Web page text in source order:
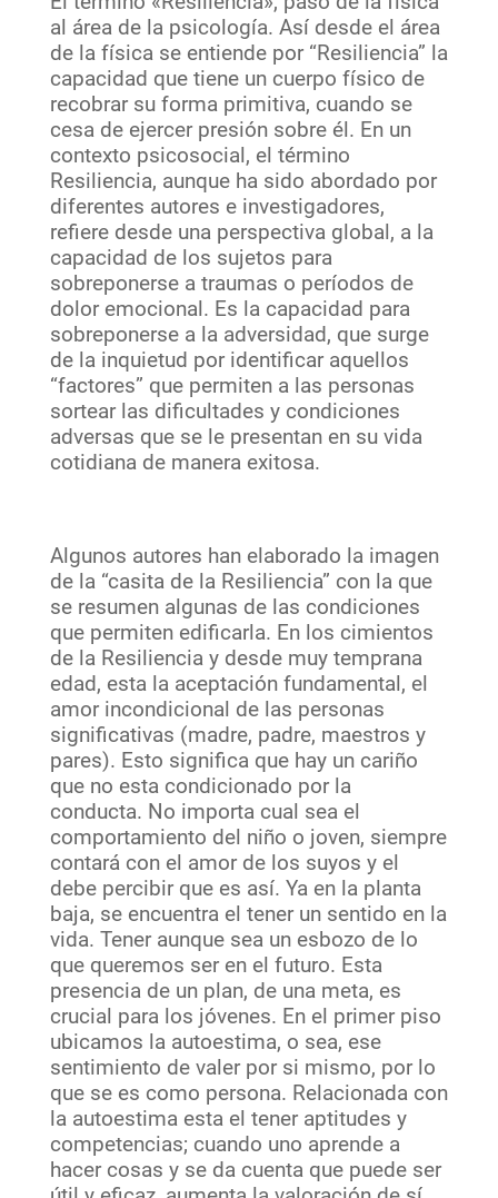
al área de la psicología. Así desde el área
de la física se entiende por “Resiliencia” la
capacidad que tiene un cuerpo físico de
recobrar su forma primitiva, cuando se
cesa de ejercer presión sobre él. En un
contexto psicosocial, el término
Resiliencia, aunque ha sido abordado por
diferentes autores e investigadores,
refiere desde una perspectiva global, a la
capacidad de los sujetos para
sobreponerse a traumas o períodos de
dolor emocional. Es la capacidad para
sobreponerse a la adversidad, que surge
de la inquietud por identificar aquellos
“factores” que permiten a las personas
sortear las dificultades y condiciones
adversas que se le presentan en su vida
cotidiana de manera exitosa.
Algunos autores han elaborado la imagen
de la “casita de la Resiliencia” con la que
se resumen algunas de las condiciones
que permiten edificarla. En los cimientos
de la Resiliencia y desde muy temprana
edad, esta la aceptación fundamental, el
amor incondicional de las personas
significativas (madre, padre, maestros y
pares). Esto significa que hay un cariño
que no esta condicionado por la
conducta. No importa cual sea el
comportamiento del niño o joven, siempre
contará con el amor de los suyos y el
debe percibir que es así. Ya en la planta
baja, se encuentra el tener un sentido en la
vida. Tener aunque sea un esbozo de lo
que queremos ser en el futuro. Esta
presencia de un plan, de una meta, es
crucial para los jóvenes. En el primer piso
ubicamos la autoestima, o sea, ese
sentimiento de valer por si mismo, por lo
que se es como persona. Relacionada con
la autoestima esta el tener aptitudes y
competencias; cuando uno aprende a
hacer cosas y se da cuenta que puede ser